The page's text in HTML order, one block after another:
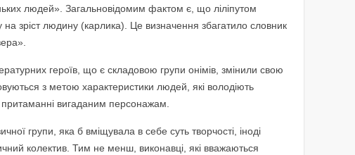
людей». Загальновідомим фактом є, що ліліпутом
зріст людину (карлика). Це визначення збагатило словник
героїв, що є складовою групи онімів, змінили свою
з метою характеристики людей, які володіють
вигаданим персонажам.
групи, яка б вміщувала в себе суть творчості, іноді
колектив. Тим не менш, виконавці, які вважаються